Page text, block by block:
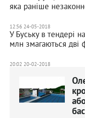
яка раніше
12:56 24-05-2018
У Буську в тендері
млн змагаються дві
20:02 20-02-2018